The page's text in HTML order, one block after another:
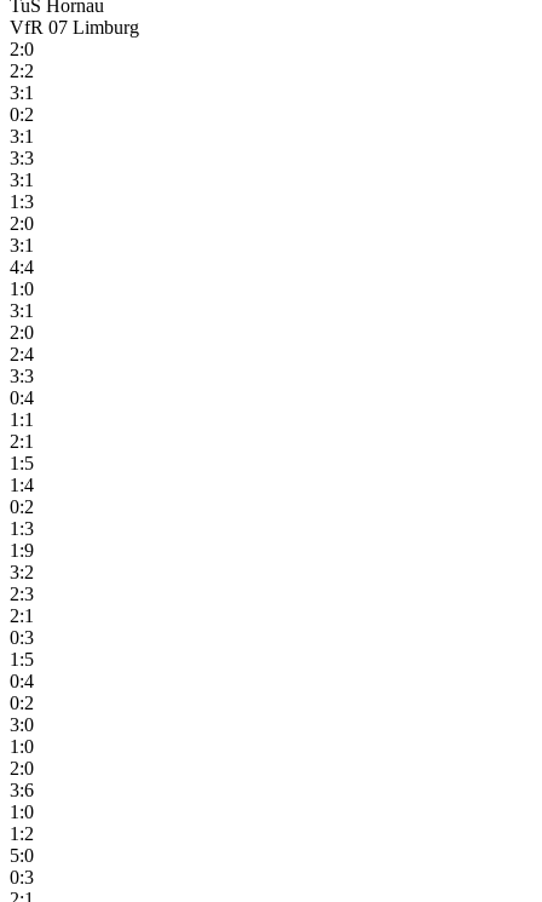
TuS Hornau
VfR 07 Limburg
2:0
2:2
3:1
0:2
3:1
3:3
3:1
1:3
2:0
3:1
4:4
1:0
3:1
2:0
2:4
3:3
0:4
1:1
2:1
1:5
1:4
0:2
1:3
1:9
3:2
2:3
2:1
0:3
1:5
0:4
0:2
3:0
1:0
2:0
3:6
1:0
1:2
5:0
0:3